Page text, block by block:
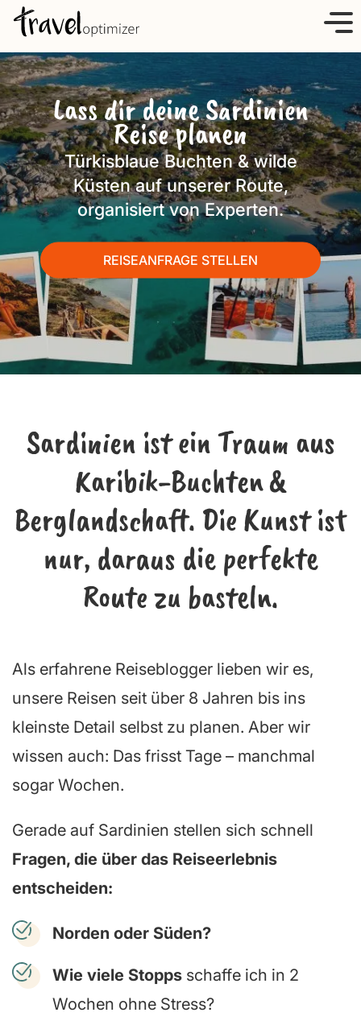
i
p
t
o
c
o
n
t
n
t
Lass dir deine Sardinien
Reise planen
Türkisblaue Buchten & wilde
Küsten auf unserer Route,
organisiert von Experten.
REISEANFRAGE STELLEN
Sardinien ist ein Traum aus
Karibik-Buchten &
Berglandschaft. Die Kunst ist
nur, daraus die perfekte
Route zu basteln.
Als erfahrene Reiseblogger lieben wir es,
unsere Reisen seit über 8 Jahren bis ins
kleinste Detail selbst zu planen. Aber wir
wissen auch: Das frisst Tage – manchmal
sogar Wochen.
Gerade auf Sardinien stellen sich schnell
Fragen, die über das Reiseerlebnis
entscheiden:
Norden oder Süden?
Wie viele Stopps schaffe ich in 2
Wochen ohne Stress?